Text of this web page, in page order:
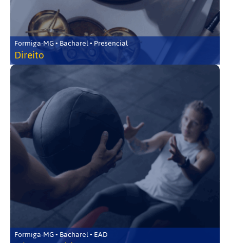
Formiga-MG • Bacharel • Presencial
Direito
Formiga-MG • Bacharel • EAD